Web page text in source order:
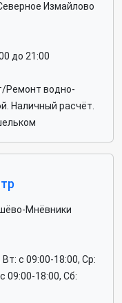
Измайлово
до 21:00
Ремонт водно-
Наличный расчёт.
Мнёвники
c 09:00-18:00, Ср:
09:00-18:00, Сб: